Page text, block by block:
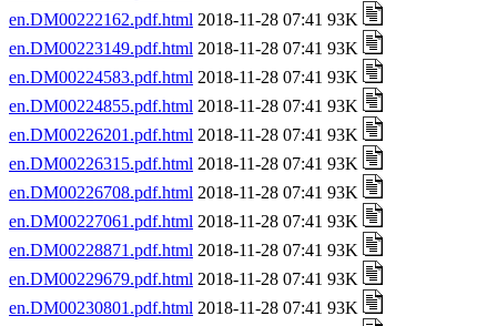
en.DM00222162.pdf.html 2018-11-28 07:41 93K
en.DM00223149.pdf.html 2018-11-28 07:41 93K
en.DM00224583.pdf.html 2018-11-28 07:41 93K
en.DM00224855.pdf.html 2018-11-28 07:41 93K
en.DM00226201.pdf.html 2018-11-28 07:41 93K
en.DM00226315.pdf.html 2018-11-28 07:41 93K
en.DM00226708.pdf.html 2018-11-28 07:41 93K
en.DM00227061.pdf.html 2018-11-28 07:41 93K
en.DM00228871.pdf.html 2018-11-28 07:41 93K
en.DM00229679.pdf.html 2018-11-28 07:41 93K
en.DM00230801.pdf.html 2018-11-28 07:41 93K